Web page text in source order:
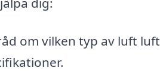
om vilken typ av luft luft